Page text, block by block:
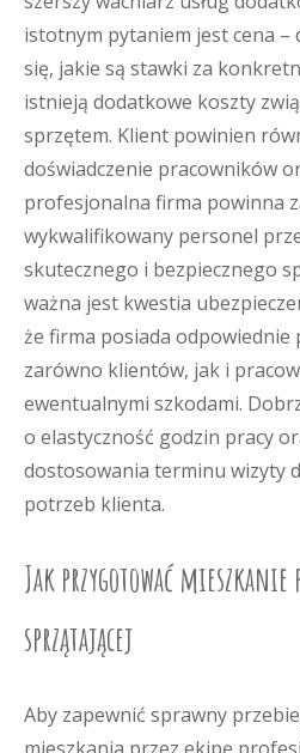
istotnym pytaniem jest cena –
się, jakie są stawki za
istnieją dodatkowe koszty
sprzętem. Klient powinien
doświadczenie pracowników
profesjonalna firma powinna
wykwalifikowany personel
skutecznego i bezpiecznego
ważna jest kwestia
że firma posiada odpowiednie
zarówno klientów, jak i
ewentualnymi szkodami.
o elastyczność godzin pracy
dostosowania terminu wizyty
potrzeb klienta.
Jak przygotować mieszkanie
sprzątającej
Aby zapewnić sprawny